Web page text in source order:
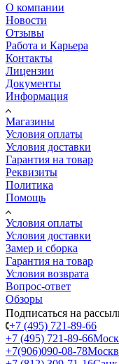
О компании
Новости
Отзывы
Работа и Карьера
Контакты
Лицензии
Документы
Информация
Магазины
Условия оплаты
Условия доставки
Гарантия на товар
Реквизиты
Политика
Помощь
Условия оплаты
Условия доставки
Замер и сборка
Гарантия на товар
Условия возврата
Вопрос-ответ
Обзоры
Подписаться на
+7 (495) 721-89-66
+7 (495) 721-89-66
+7(906)090-08-78